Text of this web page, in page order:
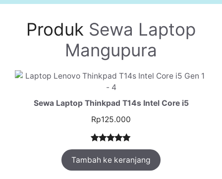
Produk Sewa Laptop
Mangupura
Sewa Laptop Thinkpad T14s Intel Core i5
Rp125.000
Peringkat
5.00dari 5
berdasarka
1
Tambah ke keranjang